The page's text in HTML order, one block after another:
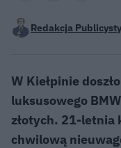
Redakcja
W Kiełpinie
luksusowego
złotych. 21-letnia
chwilową